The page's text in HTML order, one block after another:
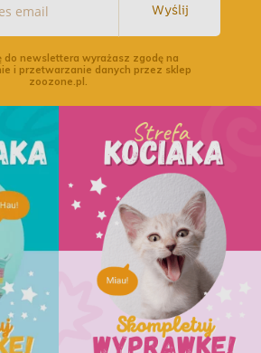
Wyślij
do newslettera wyrażasz zgodę na
i przetwarzanie danych przez sklep
zoozone.pl.